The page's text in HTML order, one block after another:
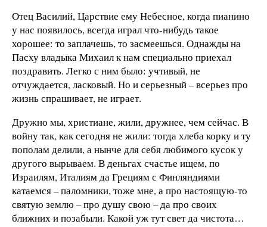
Отец Василий, Царствие ему Небесное, когда пианино
у нас появилось, всегда играл что-нибудь такое
хорошее: то заплачешь, то засмеешься. Однажды на
Пасху владыка Михаил к нам специально приехал
поздравить. Легко с ним было: учтивый, не
отчуждается, ласковый. Но и серьезный – всерьез про
жизнь спрашивает, не играет.
Дружно мы, христиане, жили, дружнее, чем сейчас. В
войну так, как сегодня не жили: тогда хлеба корку и ту
пополам делили, а нынче для себя любимого кусок у
другого вырываем. В деньгах счастье ищем, по
Израилям, Италиям да Грециям с Финляндиями
катаемся – паломники, тоже мне, а про настоящую-то
святую землю – про душу свою – да про своих
ближних и позабыли. Какой уж тут свет да чистота…